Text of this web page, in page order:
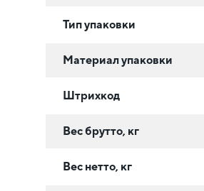
Тип упаковки
Материал упаковки
Штрихкод
Вес брутто, кг
Вес нетто, кг